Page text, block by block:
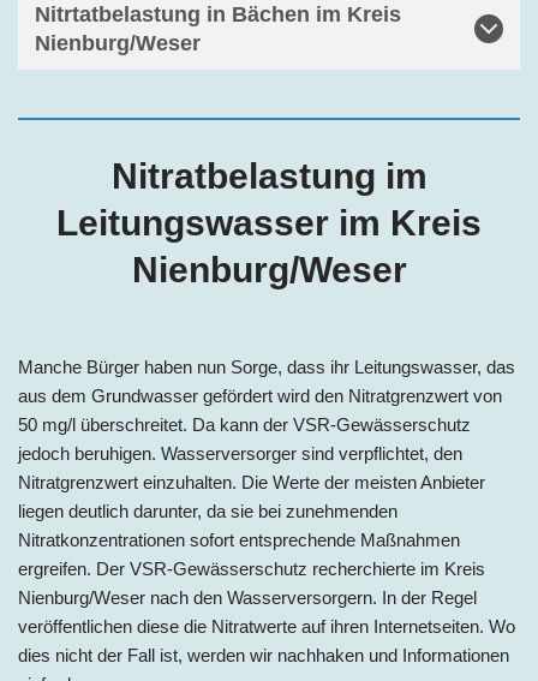
Nitrtatbelastung in Bächen im Kreis
Nienburg/Weser
Nitratbelastung im
Leitungswasser im Kreis
Nienburg/Weser
Manche Bürger haben nun Sorge, dass ihr Leitungswasser, das
aus dem Grundwasser gefördert wird den Nitratgrenzwert von
50 mg/l überschreitet. Da kann der VSR-Gewässerschutz
jedoch beruhigen. Wasserversorger sind verpflichtet, den
Nitratgrenzwert einzuhalten. Die Werte der meisten Anbieter
liegen deutlich darunter, da sie bei zunehmenden
Nitratkonzentrationen sofort entsprechende Maßnahmen
ergreifen. Der VSR-Gewässerschutz recherchierte im Kreis
Nienburg/Weser nach den Wasserversorgern. In der Regel
veröffentlichen diese die Nitratwerte auf ihren Internetseiten. Wo
dies nicht der Fall ist, werden wir nachhaken und Informationen